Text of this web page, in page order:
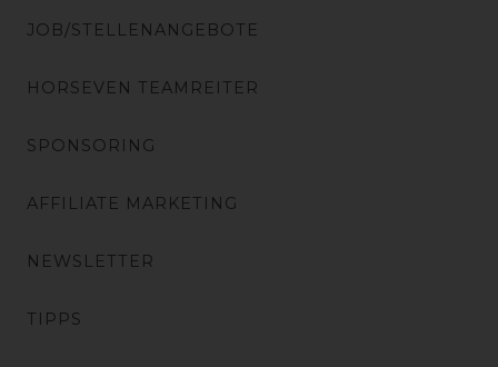
JOB/STELLENANGEBOTE
HORSEVEN TEAMREITER
SPONSORING
AFFILIATE MARKETING
NEWSLETTER
TIPPS